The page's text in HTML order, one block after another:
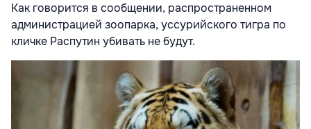
Как говорится в сообщении, распространенном
администрацией зоопарка, уссурийского тигра по
кличке Распутин убивать не будут.